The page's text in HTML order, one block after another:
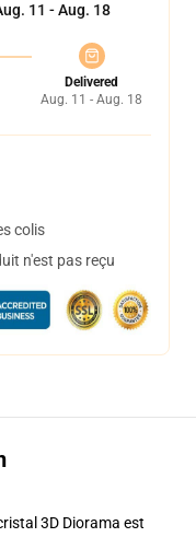
11 - Aug. 18
Delivered
Aug. 11 - Aug. 18
colis
n'est pas reçu
3D Diorama est